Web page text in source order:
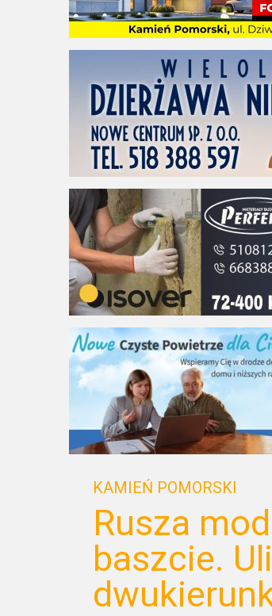
KAMIEŃ POMORSKI
Rusza
baszcie.